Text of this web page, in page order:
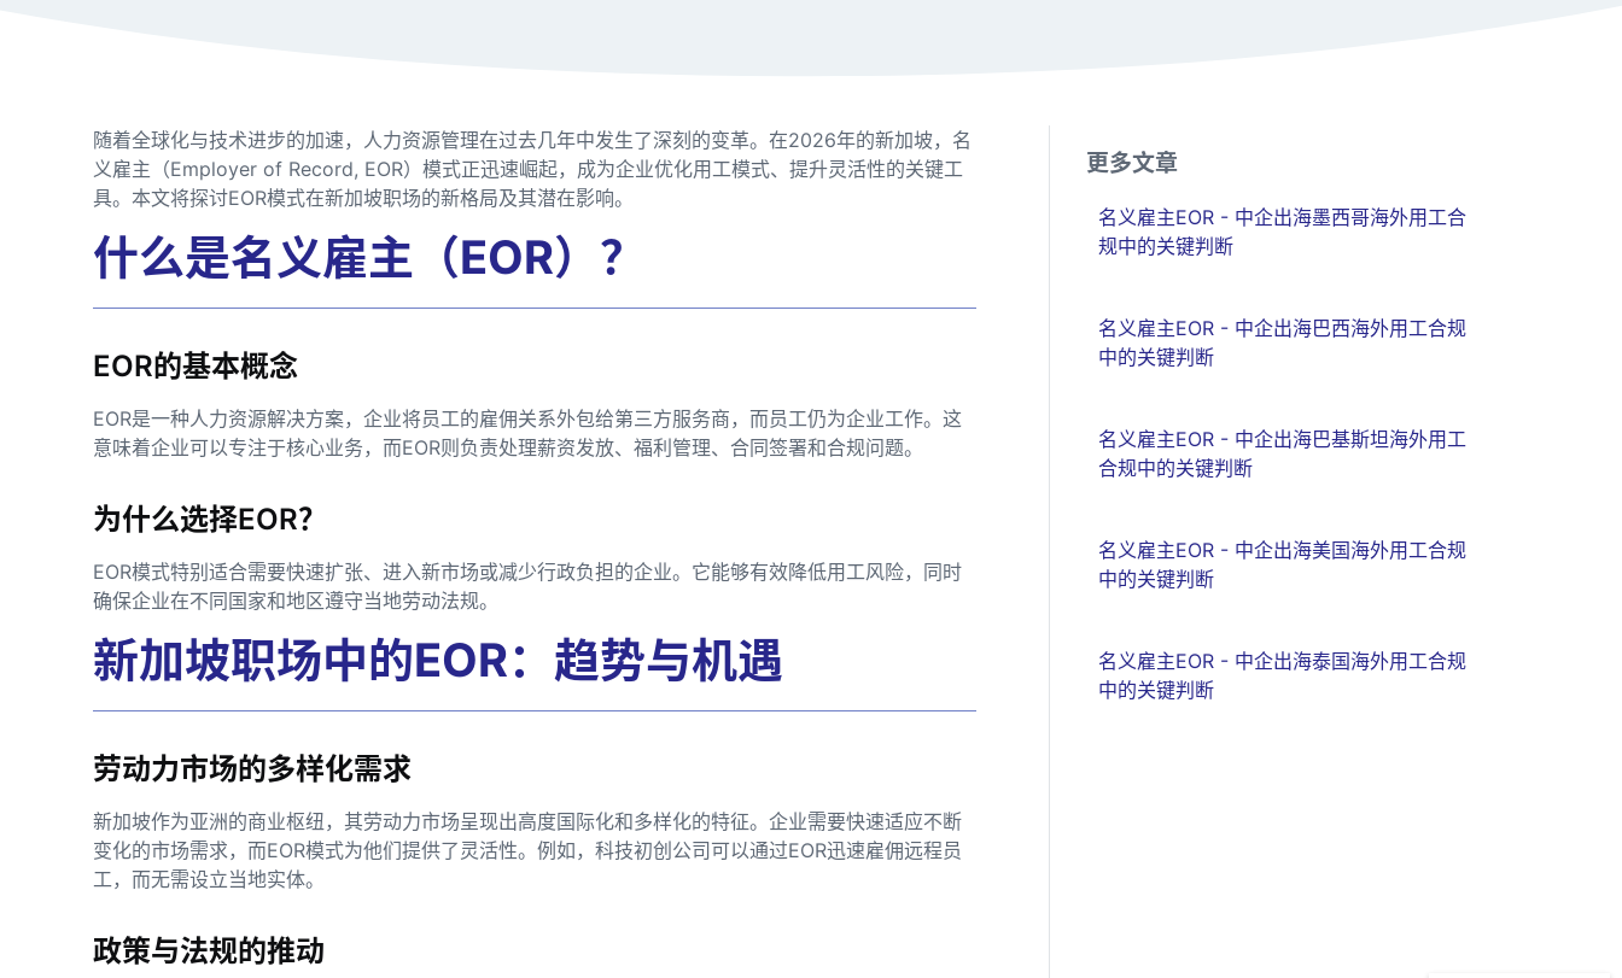
随着全球化与技术进步的加速，人力资源管理在过去几年中发生了深刻的变革。在2026年的新加坡，名
义雇主（Employer of Record, EOR）模式正迅速崛起，成为企业优化用工模式、提升灵活性的关键工
具。本文将探讨EOR模式在新加坡职场的新格局及其潜在影响。
什么是名义雇主（EOR）？
EOR的基本概念
EOR是一种人力资源解决方案，企业将员工的雇佣关系外包给第三方服务商，而员工仍为企业工作。这
意味着企业可以专注于核心业务，而EOR则负责处理薪资发放、福利管理、合同签署和合规问题。
为什么选择EOR？
EOR模式特别适合需要快速扩张、进入新市场或减少行政负担的企业。它能够有效降低用工风险，同时
确保企业在不同国家和地区遵守当地劳动法规。
新加坡职场中的EOR：趋势与机遇
劳动力市场的多样化需求
新加坡作为亚洲的商业枢纽，其劳动力市场呈现出高度国际化和多样化的特征。企业需要快速适应不断
变化的市场需求，而EOR模式为他们提供了灵活性。例如，科技初创公司可以通过EOR迅速雇佣远程员
工，而无需设立当地实体。
政策与法规的推动
更多文章
名义雇主EOR - 中企出海墨西哥海外用工合
规中的关键判断
名义雇主EOR - 中企出海巴西海外用工合规
中的关键判断
名义雇主EOR - 中企出海巴基斯坦海外用工
合规中的关键判断
名义雇主EOR - 中企出海美国海外用工合规
中的关键判断
名义雇主EOR - 中企出海泰国海外用工合规
中的关键判断